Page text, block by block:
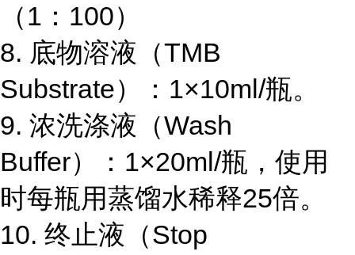
（1 ： 100）
8. 底物溶液（TMB
Substrate）： 1×10ml/瓶。
9. 浓洗涤液（Wash
Buffer）： 1×20ml/瓶，使用
时每瓶用蒸馏水稀释25倍。
10. 终止液（Stop